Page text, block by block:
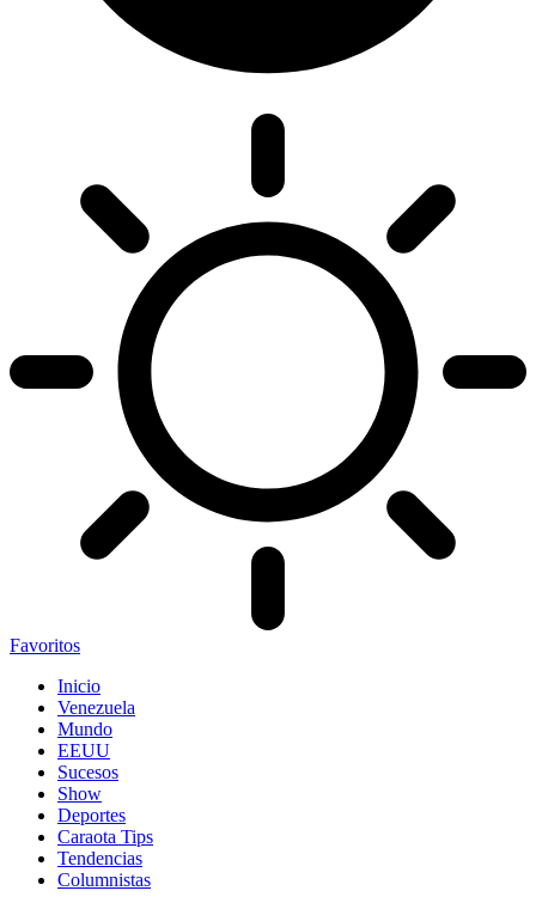
Favoritos
Inicio
Venezuela
Mundo
EEUU
Sucesos
Show
Deportes
Caraota Tips
Tendencias
Columnistas